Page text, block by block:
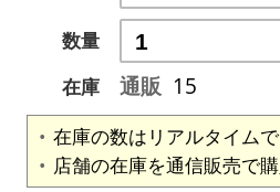
数量
在庫
通販 15
在庫の数はリアルタイムで
店舗の在庫を通信販売で購